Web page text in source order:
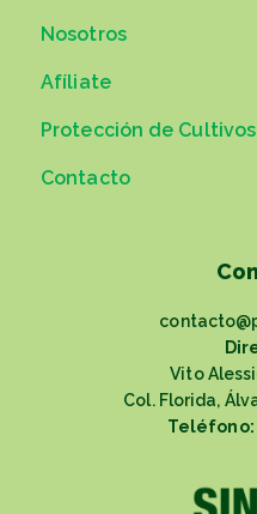
Nosotros
Afíliate
Protección de Cultivos
Contacto
Vito
Col. Florida,
Teléfono: